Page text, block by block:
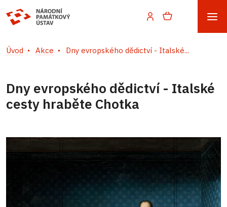
Úvod Akce Dny evropského dědictví - Italské...
Dny evropského dědictví - Italské
cesty hraběte Chotka